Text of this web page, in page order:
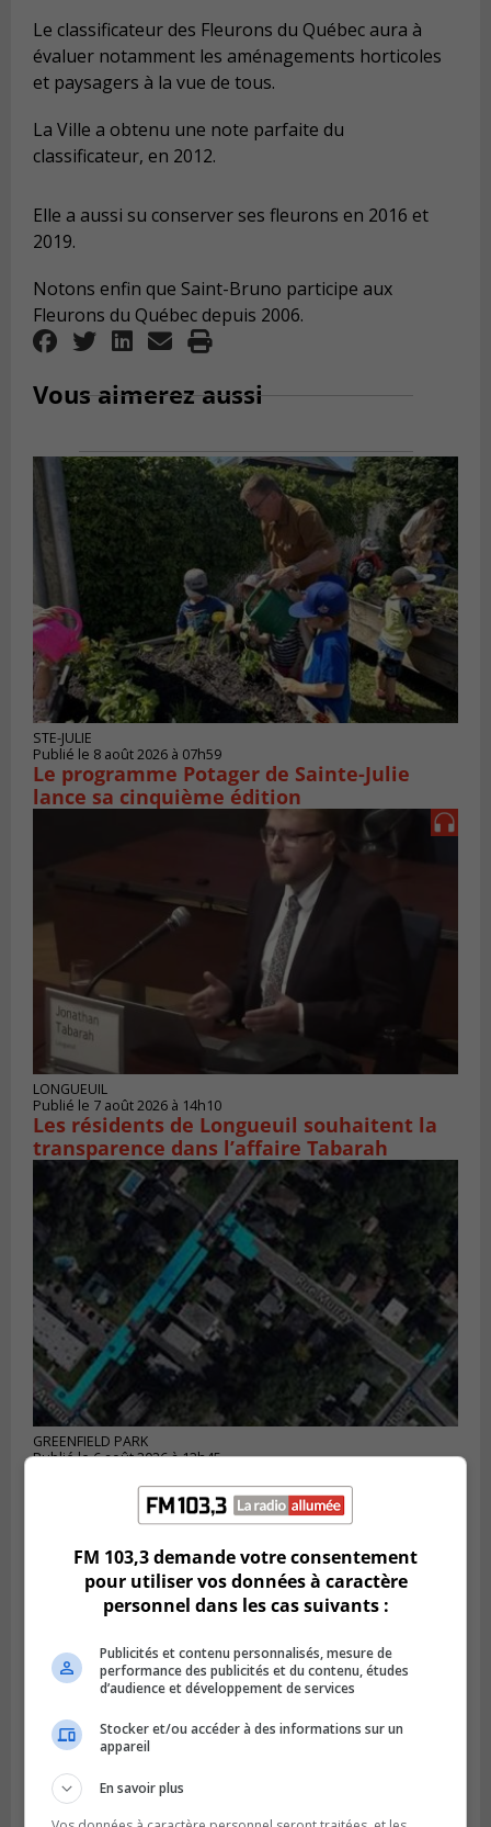
Le classificateur des Fleurons du Québec aura à
évaluer notamment les aménagements horticoles
et paysagers à la vue de tous.
La Ville a obtenu une note parfaite du
classificateur, en 2012.
Elle a aussi su conserver ses fleurons en 2016 et
2019.
Notons enfin que Saint-Bruno participe aux
Fleurons du Québec depuis 2006.
Vous aimerez aussi
STE-JULIE
Publié le 8 août 2026 à 07h59
Le programme Potager de Sainte-Julie
lance sa cinquième édition
LONGUEUIL
Publié le 7 août 2026 à 14h10
Les résidents de Longueuil souhaitent la
transparence dans l’affaire Tabarah
GREENFIELD PARK
Publié le 6 août 2026 à 13h45
pluies
FM 103,3 demande votre consentement
pour utiliser vos données à caractère
personnel dans les cas suivants :
Publicités et contenu personnalisés, mesure de
performance des publicités et du contenu, études
d’audience et développement de services
Stocker et/ou accéder à des informations sur un
appareil
En savoir plus